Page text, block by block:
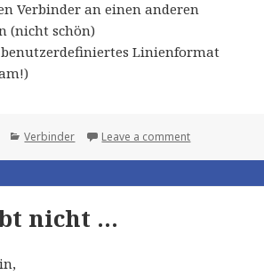
Verbinder an einen anderen
(nicht schön)
Linienformat
Categories
Verbinder Leave a comment
nicht …